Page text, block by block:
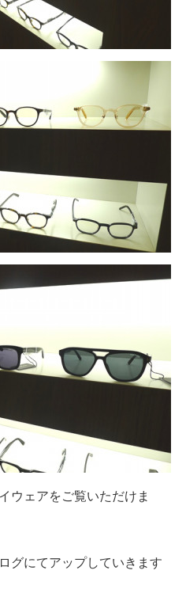
ウェアをご覧いただけま
グにてアップしていきます